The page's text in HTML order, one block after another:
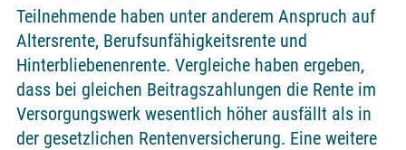
Teilnehmende haben unter anderem Anspruch auf
Altersrente, Berufsunfähigkeitsrente und
Hinterbliebenenrente. Vergleiche haben ergeben,
dass bei gleichen Beitragszahlungen die Rente im
Versorgungswerk wesentlich höher ausfällt als in
der gesetzlichen Rentenversicherung. Eine weitere